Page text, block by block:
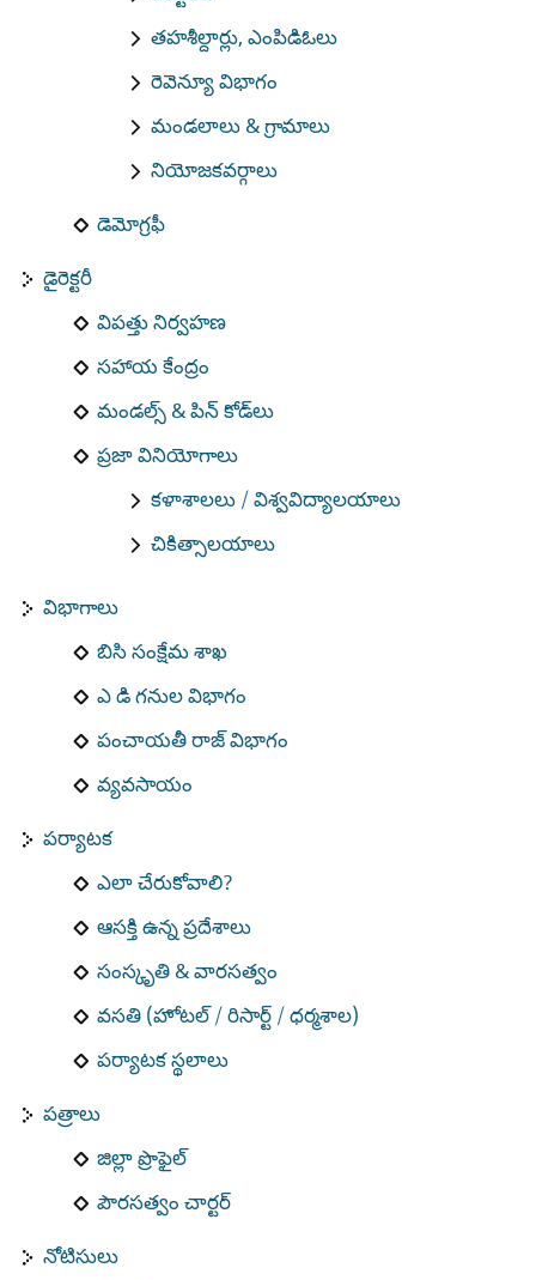
తహశీల్దార్లు, ఎంపిడిఓలు
రెవెన్యూ విభాగం
మండలాలు & గ్రామాలు
నియోజకవర్గాలు
డెమోగ్రఫీ
డైరెక్టరీ
విపత్తు నిర్వహణ
సహాయ కేంద్రం
మండల్స్ & పిన్ కోడ్‌లు
ప్రజా వినియోగాలు
కళాశాలలు / విశ్వవిద్యాలయాలు
చికిత్సాలయాలు
విభాగాలు
బిసి సంక్షేమ శాఖ
ఎ డి గనుల విభాగం
పంచాయతీ రాజ్ విభాగం
వ్యవసాయం
పర్యాటక
ఎలా చేరుకోవాలి?
ఆసక్తి ఉన్న ప్రదేశాలు
సంస్కృతి & వారసత్వం
వసతి (హోటల్ / రిసార్ట్ / ధర్మశాల)
పర్యాటక స్థలాలు
పత్రాలు
జిల్లా ప్రొఫైల్
పౌరసత్వం చార్టర్
నోటిసులు